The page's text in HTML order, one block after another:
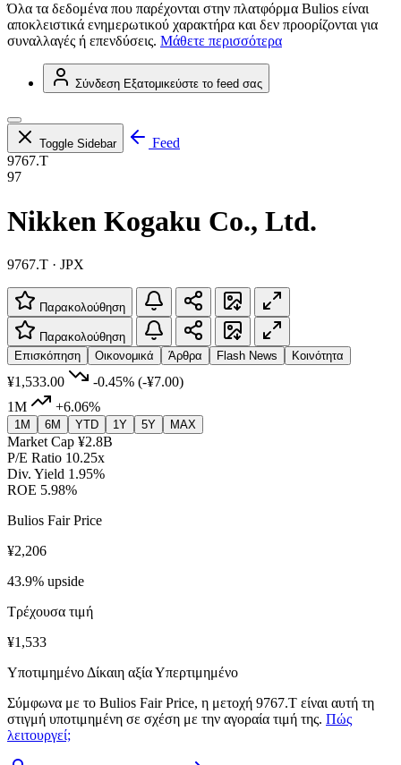
Όλα τα δεδομένα που παρέχονται στην πλατφόρμα Bulios είναι
αποκλειστικά ενημερωτικού χαρακτήρα και δεν προορίζονται για
συναλλαγές ή επενδύσεις. Μάθετε περισσότερα
Σύνδεση Εξατομικεύστε το feed σας
Toggle Sidebar
Feed
9767.T
97
Nikken Kogaku Co., Ltd.
9767.T · JPX
Παρακολούθηση
Παρακολούθηση
Επισκόπηση
Οικονομικά Άρθρα Flash News Κοινότητα
¥1,533.00 -0.45% (-¥7.00)
1M
+6.06%
1M 6M YTD 1Y 5Y MAX
Market Cap ¥2.8B
P/E Ratio 10.25x
Div. Yield 1.95%
ROE 5.98%
Bulios Fair Price
¥2,206
43.9% upside
Τρέχουσα τιμή
¥1,533
Υποτιμημένο Δίκαιη αξίαΥπερτιμημένο
Σύμφωνα με το Bulios Fair Price, η μετοχή 9767.T είναι αυτή τη
στιγμή υποτιμημένη σε σχέση με την αγοραία τιμή της. Πώς
λειτουργεί;